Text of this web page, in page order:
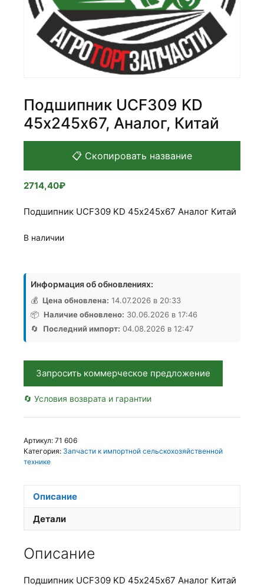
Подшипник UCF309 KD
45х245х67, Аналог, Китай
📋 Скопировать название
2714,40₽
Подшипник UCF309 KD 45х245х67 Аналог Китай
В наличии
товара
Подшипник
UCF309
KD
45х245х67,
Аналог,
Информация об обновлениях:
💰 Цена обновлена: 14.07.2026 в 20:33
📦 Наличие обновлено: 30.06.2026 в 17:46
🔄
Последний импорт: 04.08.2026 в 12:47
Запросить коммерческое предложение
🔄 Условия возврата и гарантии
Артикул: 71 606
Категория: Запчасти к импортной сельскохозяйственной
технике
Описание
Детали
Описание
Подшипник UCF309 KD 45х245х67 Аналог Китай